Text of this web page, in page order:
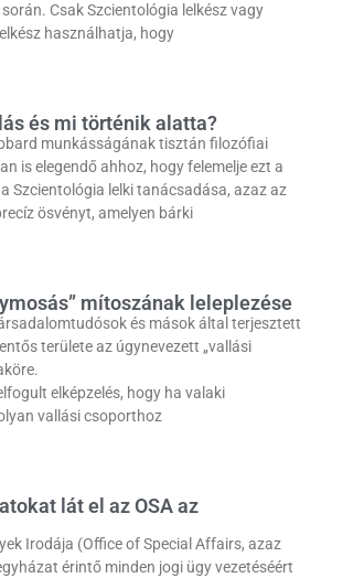
Csak Szcientológia lelkész vagy
használhatja, hogy
és mi történik alatta?
munkásságának tisztán filozófiai
is elegendő ahhoz, hogy felemelje ezt a
Szcientológia lelki tanácsadása, azaz az
ösvényt, amelyen bárki
mítoszának leleplezése
és mások által terjesztett
területe az úgynevezett „vallási
elképzelés, hogy ha valaki
vallási csoporthoz
lát el az OSA az
Irodája (Office of Special Affairs, azaz
érintő minden jogi ügy vezetéséért